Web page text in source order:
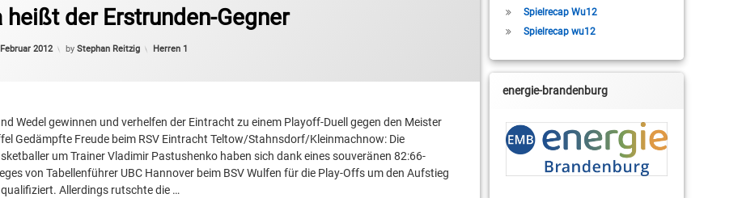
heißt der Erstrunden-Gegner
2012 by Stephan Reitzig Categories:
Herren 1
Wedel gewinnen und verhelfen der Eintracht zu einem Playoff-Duell gegen den Meister
Gedämpfte Freude beim RSV Eintracht Teltow/Stahnsdorf/Kleinmachnow: Die
um Trainer Vladimir Pastushenko haben sich dank eines souveränen 82:66-
von Tabellenführer UBC Hannover beim BSV Wulfen für die Play-Offs um den Aufstieg
qualifiziert. Allerdings rutschte die …
Gotha
Spielrecap Wu12
Spielrecap wu12
energie-brandenburg